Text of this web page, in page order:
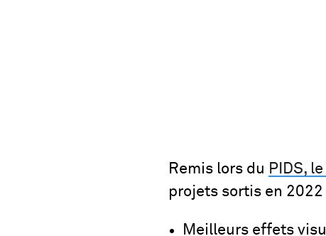
Remis lors du PIDS,
projets sortis en
Meilleurs effets